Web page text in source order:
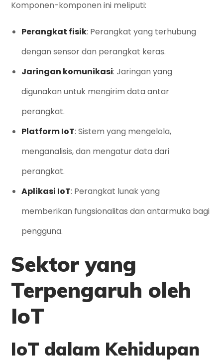
Komponen-komponen ini meliputi:
Perangkat fisik: Perangkat yang terhubung
dengan sensor dan perangkat keras.
Jaringan komunikasi: Jaringan yang
digunakan untuk mengirim data antar
perangkat.
Platform IoT: Sistem yang mengelola,
menganalisis, dan mengatur data dari
perangkat.
Aplikasi IoT: Perangkat lunak yang
memberikan fungsionalitas dan antarmuka bagi
pengguna.
Sektor yang
Terpengaruh oleh
IoT
IoT dalam Kehidupan